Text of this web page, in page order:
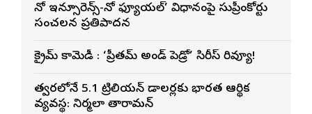
నో ఇన్సూరెన్స్-నో ఫ్యూయల్’ విధానంపై సుప్రీంకోర్టు
సంచలన ప్రతిపాదన
క్రైమ్ కామెడీ : ‘ప్రీతమ్ అండ్ పెడ్రో’ సిరీస్ రివ్యూ!
త్వరలోనే 5.1 ట్రిలియన్ డాలర్లకు భారత ఆర్థిక
వ్యవస్థ: నిర్మలా సీతారామన్